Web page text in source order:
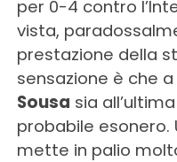
per 0-4 contro
vista,
prestazione della
sensazione è che
Sousa sia
probabile esonero.
mette in palio